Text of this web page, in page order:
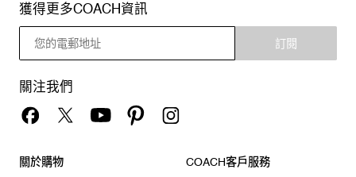
獲得更多COACH資訊
訂閱
關注我們
關於購物 COACH客戶服務